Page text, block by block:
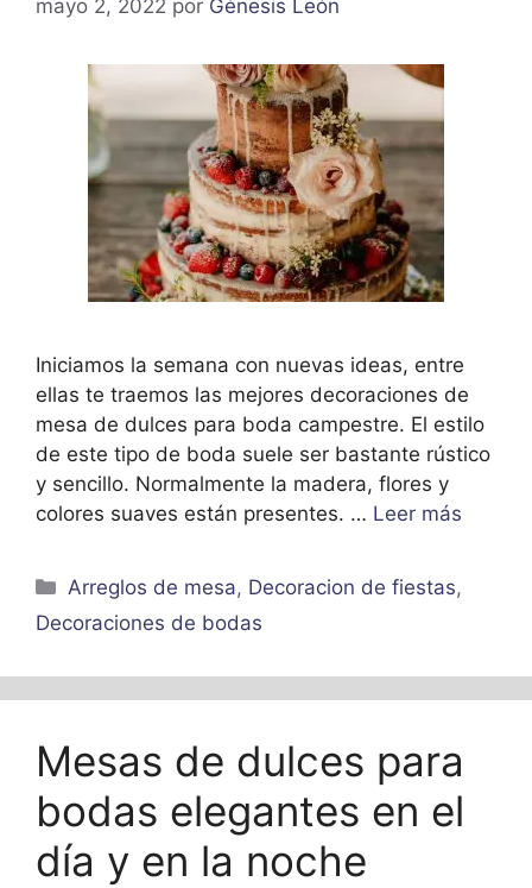
mayo 2, 2022 por Génesis León
Iniciamos la semana con nuevas ideas, entre
ellas te traemos las mejores decoraciones de
mesa de dulces para boda campestre. El estilo
de este tipo de boda suele ser bastante rústico
y sencillo. Normalmente la madera, flores y
colores suaves están presentes. … Leer más
Categorías
Arreglos de mesa, Decoracion de fiestas,
Decoraciones de bodas
Mesas de dulces para
bodas elegantes en el
día y en la noche